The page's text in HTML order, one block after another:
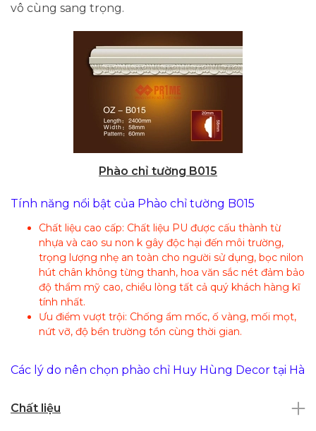
vô cùng sang trọng.
Phào chỉ tường B015
Tính năng nổi bật của Phào chỉ tường B015
Chất liệu cao cấp: Chất liệu PU được cấu thành từ
nhựa và cao su non k gây độc hại đến môi trường,
trọng lượng nhẹ an toàn cho người sử dụng, bọc nilon
hút chân không từng thanh, hoa văn sắc nét đảm bảo
độ thẩm mỹ cao, chiều lòng tất cả quý khách hàng kĩ
tính nhất.
Ưu điểm vượt trội: Chống ẩm mốc, ố vàng, mối mọt,
nứt vỡ, độ bền trường tồn cùng thời gian.
Các lý do nên chọn phào chỉ Huy Hùng Decor tại Hà
Nội
Chất liệu